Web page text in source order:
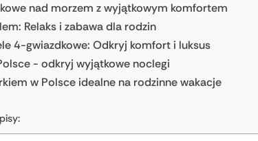
nad morzem z wyjątkowym komfortem
Relaks i zabawa dla rodzin
4-gwiazdkowe: Odkryj komfort i luksus
- odkryj wyjątkowe noclegi
w Polsce idealne na rodzinne wakacje